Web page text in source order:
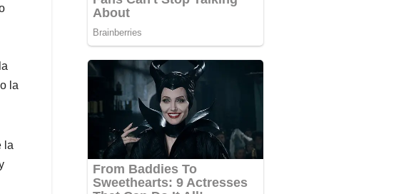
la
la